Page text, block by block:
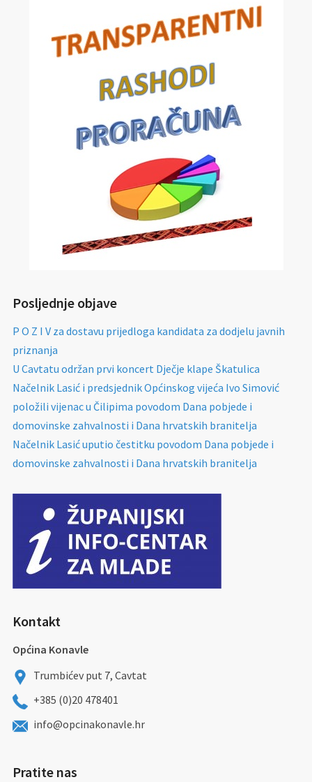
Posljednje objave
P O Z I V za dostavu prijedloga kandidata za dodjelu javnih
priznanja
U Cavtatu održan prvi koncert Dječje klape Škatulica
Načelnik Lasić i predsjednik Općinskog vijeća Ivo Simović
položili vijenac u Čilipima povodom Dana pobjede i
domovinske zahvalnosti i Dana hrvatskih branitelja
Načelnik Lasić uputio čestitku povodom Dana pobjede i
domovinske zahvalnosti i Dana hrvatskih branitelja
Kontakt
Općina Konavle
Trumbićev put 7, Cavtat
+385 (0)20 478401
info@opcinakonavle.hr
Pratite nas